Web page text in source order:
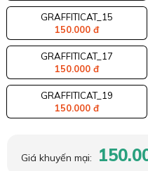
GRAFFITICAT_15
150.000 đ
GRAFFITICAT_17
150.000 đ
GRAFFITICAT_19
150.000 đ
Giá khuyến mại: